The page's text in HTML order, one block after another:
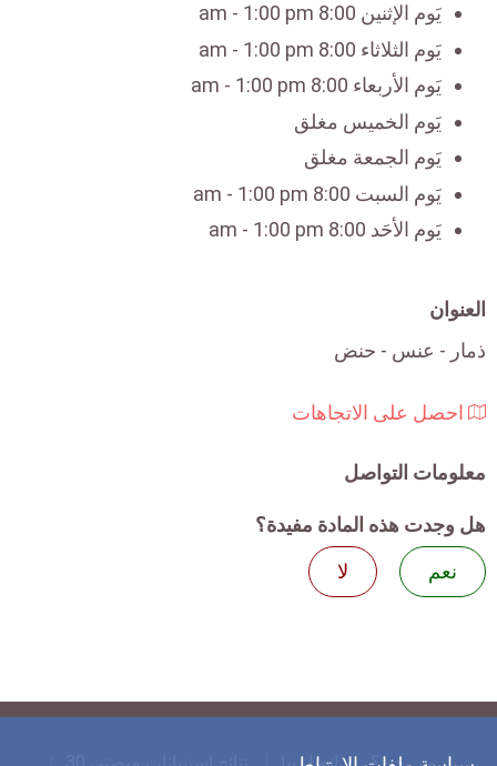
يَوم الإثنين 8:00 am - 1:00 pm
يَوم الثلاثاء 8:00 am - 1:00 pm
يَوم الأربعاء 8:00 am - 1:00 pm
يَوم الخميس مغلق
يَوم الجمعة مغلق
يَوم السبت 8:00 am - 1:00 pm
يَوم الأحَد 8:00 am - 1:00 pm
العنوان
ذمار - عنس - حنض
احصل على الاتجاهات
معلومات التواصل
هل وجدت هذه المادة مفيدة؟
نعم
لا